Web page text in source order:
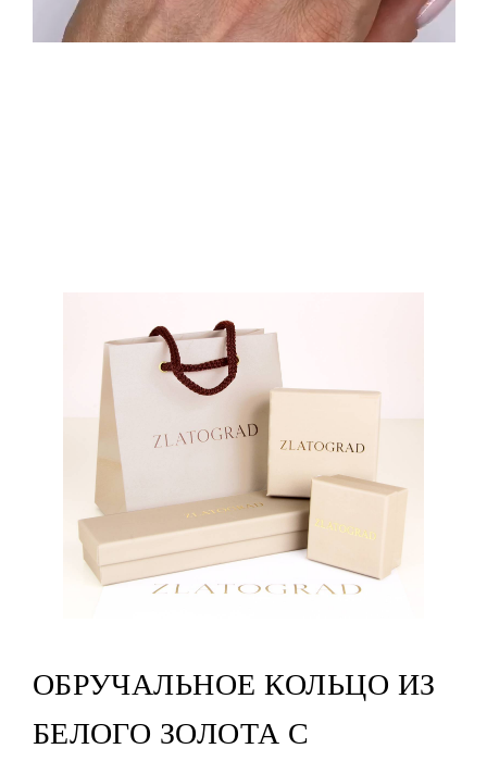
ОБРУЧАЛЬНОЕ КОЛЬЦО ИЗ
БЕЛОГО ЗОЛОТА С